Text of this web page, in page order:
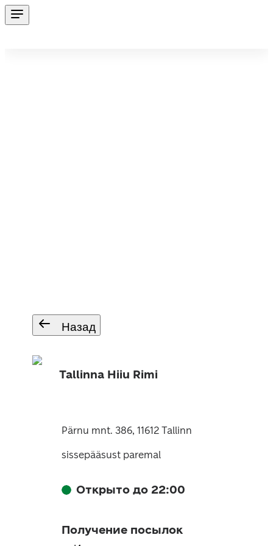
Назад
Tallinna Hiiu Rimi
Pärnu mnt. 386, 11612 Tallinn
sissepääsust paremal
Открыто до 22:00
Получение посылок